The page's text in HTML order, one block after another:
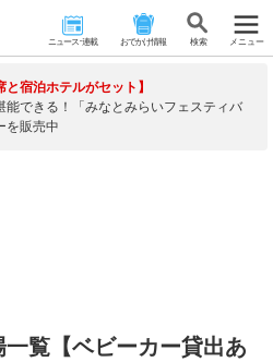
ニュース･連載 おでかけ情報 検 索 メニュー
と宿泊ホテルがセット】
能できる！「みなとみらいフェスティバ
を販売中
覧【ベビーカー貸出あ